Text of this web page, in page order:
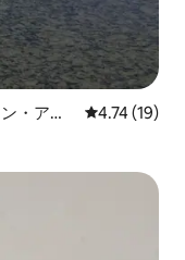
・アパ
レビュー19
4.74 (19)